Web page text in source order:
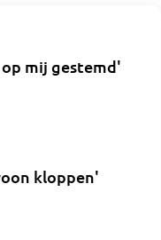
mij gestemd'
kloppen'